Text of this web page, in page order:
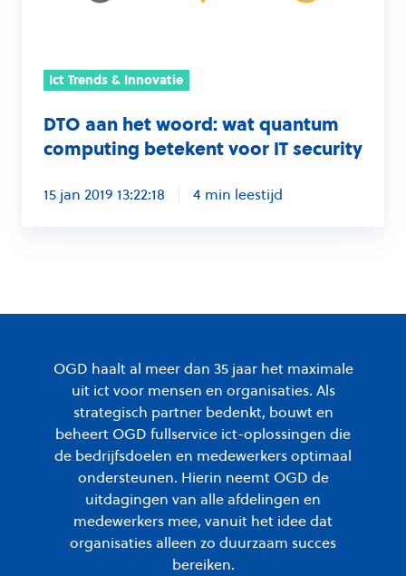
security
Ict Trends & Innovatie
DTO aan het woord: wat quantum
computing betekent voor IT security
15 jan 2019 13:22:18 4 min leestijd
OGD haalt al meer dan 35 jaar het maximale
uit ict voor mensen en organisaties. Als
strategisch partner bedenkt, bouwt en
beheert OGD fullservice ict-oplossingen die
de bedrijfsdoelen en medewerkers optimaal
ondersteunen. Hierin neemt OGD de
uitdagingen van alle afdelingen en
medewerkers mee, vanuit het idee dat
organisaties alleen zo duurzaam succes
bereiken.